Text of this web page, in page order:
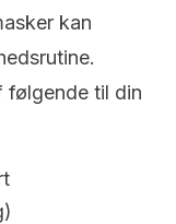
kan
følgende til din